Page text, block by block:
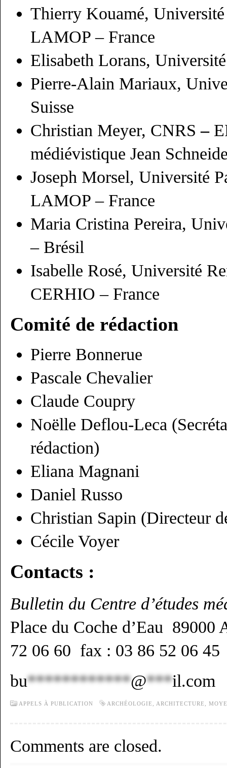
Thierry Kouamé,
LAMOP – France
Elisabeth Lorans,
Pierre-Alain Mariaux,
Suisse
Christian Meyer, CNRS –
médiévistique Jean
Joseph Morsel, Université
LAMOP – France
Maria Cristina Pereira,
– Brésil
Isabelle Rosé, Université
CERHIO – France
Comité de rédaction
Pierre Bonnerue
Pascale Chevalier
Claude Coupry
Noëlle Deflou-Leca
rédaction)
Eliana Magnani
Daniel Russo
Christian Sapin (Directeur
Cécile Voyer
Contacts :
Bulletin du Centre d’études
Place du Coche d’Eau
72 06 60 fax : 03 86 52 06 45
bu************@***il.com
APPELS À PUBLICATION ARCHÉOLOGIE ARCHITECTURE
Comments are closed.